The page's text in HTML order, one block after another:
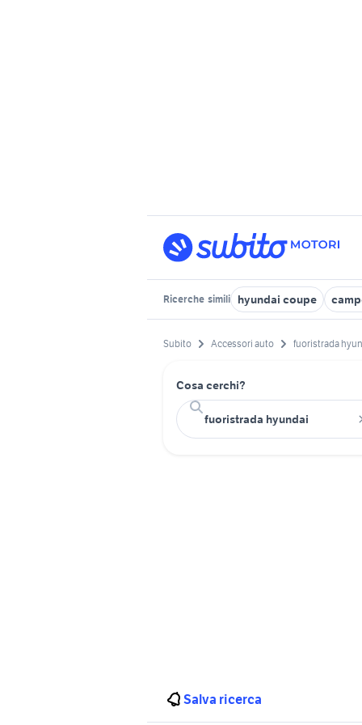
Ricerche simili hyundai coupe
Subito Accessori auto fuoristrada
Cosa cerchi?
Salva ricerca